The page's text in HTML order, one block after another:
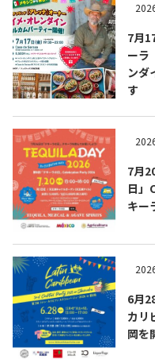
テキーラの飲み方
メキシコ料理
メキシコ旅行
メキシコの記念日
トピックス一覧
7月
ーラ
ンダ
す
7月
日
キー
6月
カリ
岡を